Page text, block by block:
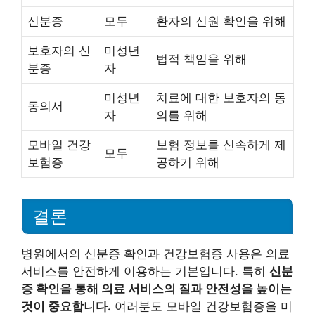
신분증 모두 환자의 신원 확인을 위해
보호자의 신
분증
미성년
자
법적 책임을 위해
동의서
미성년
자
치료에 대한 보호자의 동
의를 위해
모바일 건강
보험증
모두
보험 정보를 신속하게 제
공하기 위해
결론
병원에서의 신분증 확인과 건강보험증 사용은 의료
서비스를 안전하게 이용하는 기본입니다. 특히 신분
증 확인을 통해 의료 서비스의 질과 안전성을 높이는
것이 중요합니다. 여러분도 모바일 건강보험증을 미